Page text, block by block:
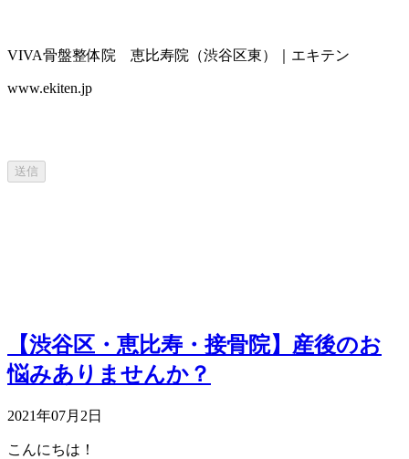
VIVA骨盤整体院 恵比寿院（渋谷区東）｜エキテン
www.ekiten.jp
送信
【渋谷区・恵比寿・接骨院】産後のお
悩みありませんか？
2021年07月2日
こんにちは！